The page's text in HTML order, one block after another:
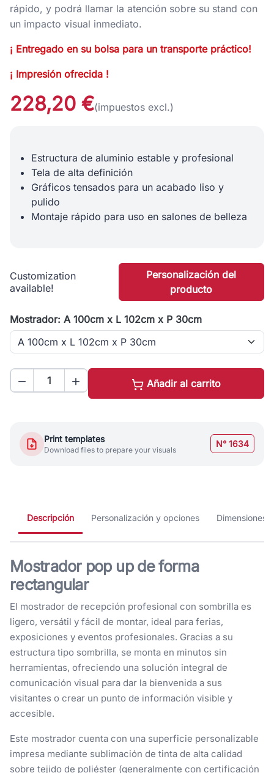
rápido, y podrá llamar la atención sobre su stand con
un impacto visual inmediato.
¡ Entregado en su bolsa para un transporte práctico!
¡ Impresión ofrecida !
228,20 €(impuestos excl.)
Estructura de aluminio estable y profesional
Tela de alta definición
Gráficos tensados ​​para un acabado liso y
pulido
Montaje rápido para uso en salones de belleza
Customization
available!
Personalización del
producto
Mostrador: A 100cm x L 102cm x P 30cm
  Añadir al carrito
Print templates
Download files to prepare your visuals
N° 1634
Descripción Personalización y opciones Dimensiones
Mostrador pop up de forma
rectangular
El mostrador de recepción profesional con sombrilla es
ligero, versátil y fácil de montar, ideal para ferias,
exposiciones y eventos profesionales. Gracias a su
estructura tipo sombrilla, se monta en minutos sin
herramientas, ofreciendo una solución integral de
comunicación visual para dar la bienvenida a sus
visitantes o crear un punto de información visible y
accesible.
Este mostrador cuenta con una superficie personalizable
impresa mediante sublimación de tinta de alta calidad
sobre tejido de poliéster (generalmente con certificación